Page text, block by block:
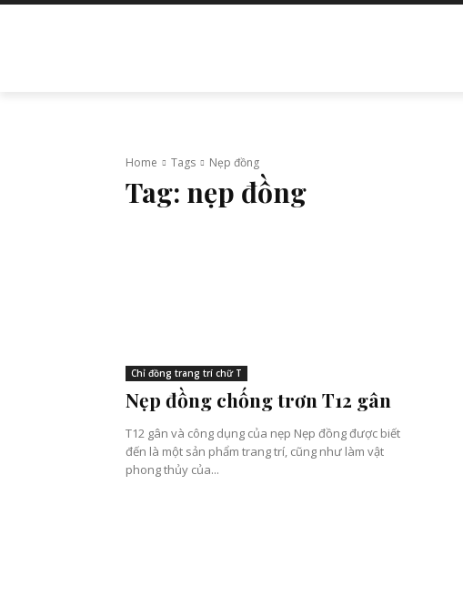
Home Tags Nẹp đồng
Tag: nẹp đồng
Chỉ đồng trang trí chữ T
Nẹp đồng chống trơn T12 gân
T12 gân và công dụng của nẹp Nẹp đồng được biết
đến là một sản phẩm trang trí, cũng như làm vật
phong thủy của...